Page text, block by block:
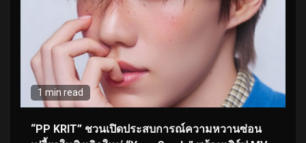
1 min read
“PP KRIT” ชวนเปิดประสบการณ์ความหวานซ่อน